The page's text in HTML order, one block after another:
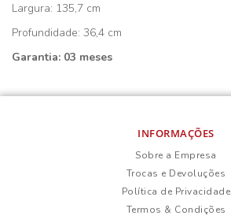
Largura: 135,7 cm
Profundidade: 36,4 cm
Garantia: 03 meses
INFORMAÇÕES
Sobre a Empresa
Trocas e Devoluções
Política de Privacidade
Termos & Condições